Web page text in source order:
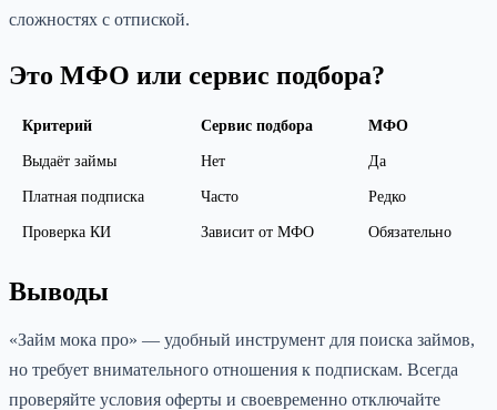
сложностях с отпиской.
Это МФО или сервис подбора?
Критерий Сервис подбора МФО
Выдаёт займы Нет Да
Платная подписка Часто Редко
Проверка КИ Зависит от МФО Обязательно
Выводы
«Займ мока про» — удобный инструмент для поиска займов,
но требует внимательного отношения к подпискам. Всегда
проверяйте условия оферты и своевременно отключайте